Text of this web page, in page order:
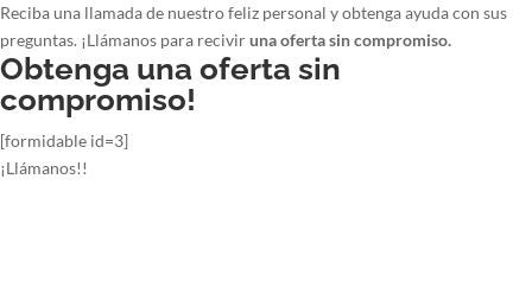
Reciba una llamada de nuestro feliz personal y obtenga ayuda con sus
preguntas. ¡Llámanos para reciviruna oferta sin compromiso.
Obtenga una oferta sin
compromiso!
[formidable id=3]
¡Llámanos!!